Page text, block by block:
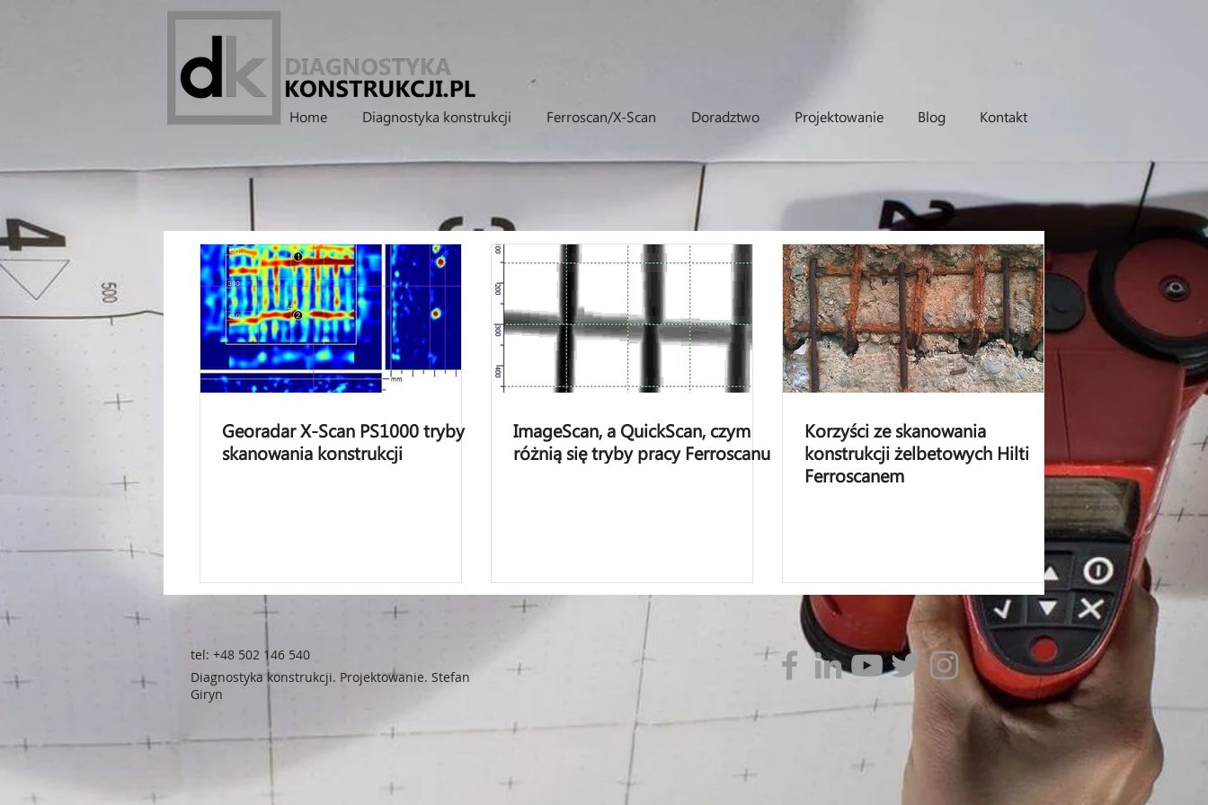
Home Diagnostyka konstrukcji Ferroscan/X-Scan Doradztwo Projektowanie Blog Kontakt
Georadar X-Scan PS1000 tryby
skanowania konstrukcji
ImageScan, a QuickScan, czym
różnią się tryby pracy Ferroscanu
Korzyści ze skanowania
konstrukcji żelbetowych Hilti
Ferroscanem
Diagnostyka konstrukcji. Projektowanie. Stefan
Giryn
tel: +48 502 146 540